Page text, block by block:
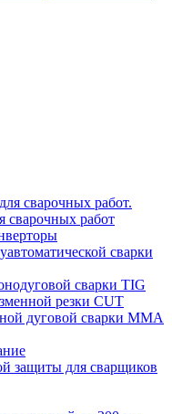
сварочных работ
сварки
сварки TIG
резки CUT
дуговой сварки MMA
защиты для сварщиков